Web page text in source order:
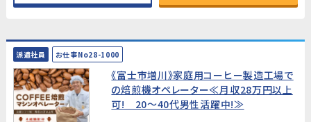
派遣社員 お仕事No28-1000
《富士市増川》家庭用コーヒー製造工場で
の焙煎機オペレーター≪月収28万円以上
可! 20～40代男性活躍中!≫